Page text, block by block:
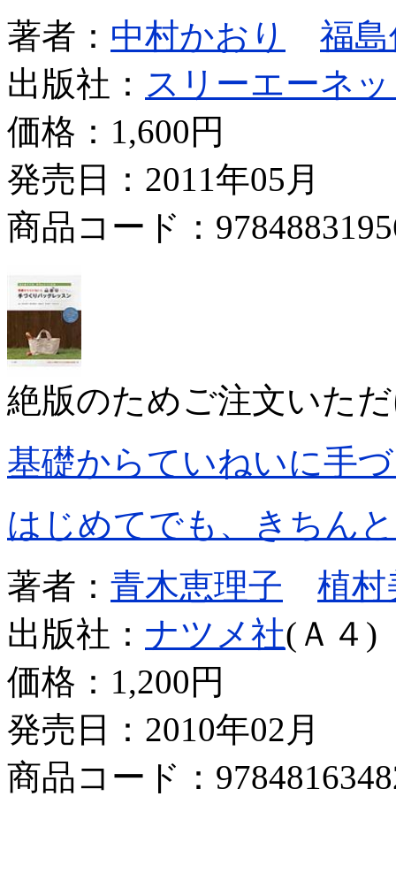
著者： 中村かおり
福
出版社： スリーエーネ
価格： 1,600円
発売日：2011年05月
商品コード：
絶版のためご注文いた
基礎からていねいに手
はじめてでも、きちん
著者： 青木恵理子
植村
出版社： ナツメ社(Ａ４)
価格： 1,200円
発売日：2010年02月
商品コード：